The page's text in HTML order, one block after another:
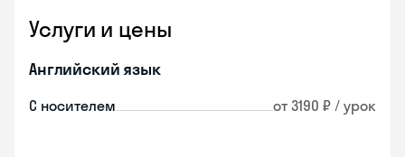
Услуги и цены
Английский язык
С носителем от 3190 ₽ / урок